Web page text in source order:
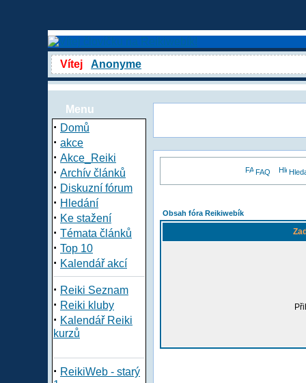
Vítej Anonyme
Menu
· Domů
· akce
· Akce_Reiki
· Archív článků
· Diskuzní fórum
· Hledání
· Ke stažení
· Témata článků
· Top 10
· Kalendář akcí
· Reiki Seznam
· Reiki kluby
· Kalendář Reiki
kurzů
· ReikiWeb - starý
FAQ
Obsah fóra Reikiwebík